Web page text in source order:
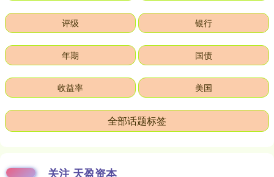
评级 银行
年期 国债
收益率 美国
全部话题标签
关注 天盈资本